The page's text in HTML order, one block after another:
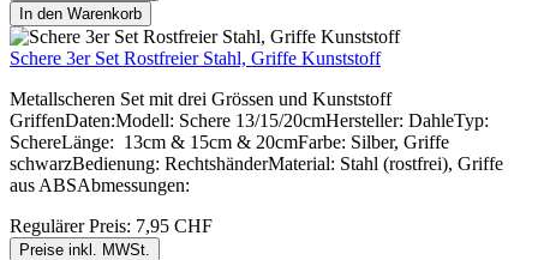
In den Warenkorb
Schere 3er Set Rostfreier Stahl, Griffe Kunststoff
Metallscheren Set mit drei Grössen und Kunststoff
GriffenDaten:Modell: Schere 13/15/20cmHersteller: DahleTyp:
SchereLänge: 13cm & 15cm & 20cmFarbe: Silber, Griffe
schwarzBedienung: RechtshänderMaterial: Stahl (rostfrei), Griffe
aus ABSAbmessungen:
Regulärer Preis: 7,95 CHF
Preise inkl. MWSt.